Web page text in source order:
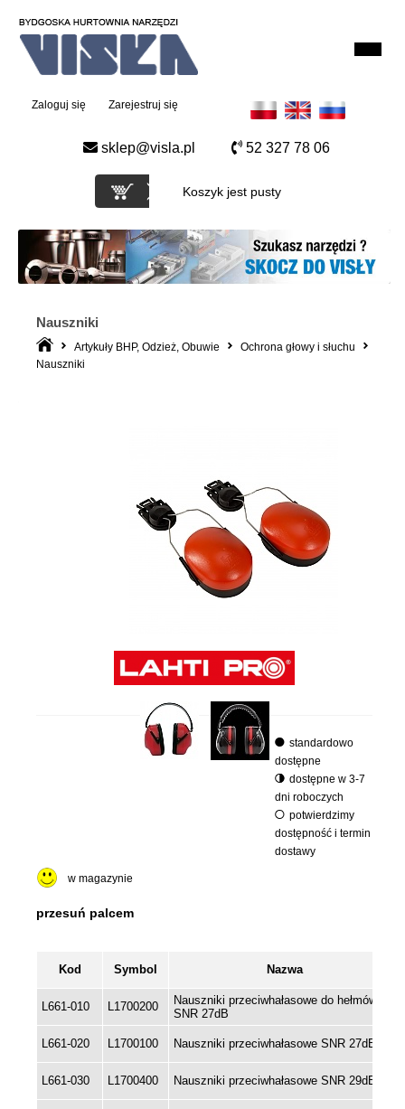
Zarejestruj się
Zaloguj się
sklep@visla.pl 52 327 78 06
Koszyk jest pusty
Nauszniki
Artykuły BHP, Odzież, Obuwie
Ochrona głowy i słuchu
Nauszniki
standardowo
dostępne
dostępne w 3-7
dni roboczych
potwierdzimy
dostępność i termin
dostawy
w magazynie
Kod Symbol Nazwa
L661-010 L1700200
Nauszniki przeciwhałasowe do hełmów
SNR 27dB
L661-020 L1700100 Nauszniki przeciwhałasowe SNR 27dB
L661-030 L1700400 Nauszniki przeciwhałasowe SNR 29dB